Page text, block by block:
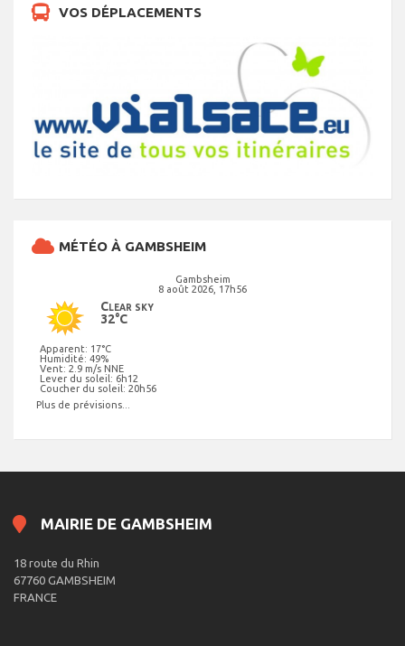
VOS DÉPLACEMENTS
MÉTÉO À GAMBSHEIM
Gambsheim
8 août 2026, 17h56
Clear sky
32°C
Apparent: 17°C
Humidité: 49%
Vent: 2.9 m/s NNE
Lever du soleil: 6h12
Coucher du soleil: 20h56
Plus de prévisions...
MAIRIE DE GAMBSHEIM
18 route du Rhin
67760 GAMBSHEIM
FRANCE